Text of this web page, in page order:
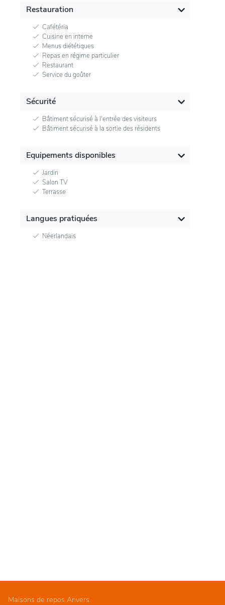
Restauration
Cafétéria
Cuisine en interne
Menus diététiques
Repas en régime particulier
Restaurant
Service du goûter
Sécurité
Bâtiment sécurisé à l'entrée des visiteurs
Bâtiment sécurisé à la sortie des résidents
Equipements disponibles
Jardin
Salon TV
Terrasse
Langues pratiquées
Néerlandais
Maisons de repos Anvers